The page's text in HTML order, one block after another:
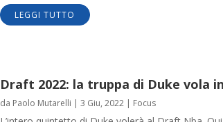
LEGGI TUTTO
Draft 2022: la truppa di Duke vola
da Paolo Mutarelli | 3 Giu, 2022| Focus